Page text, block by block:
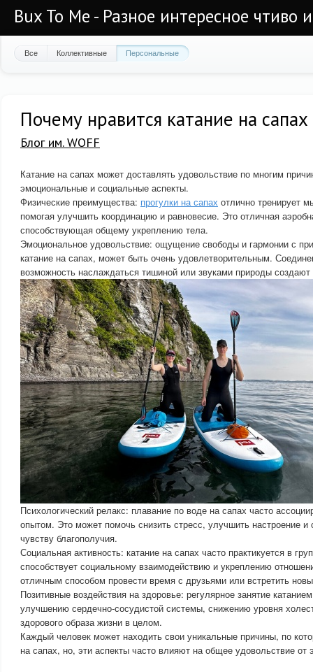
Bux To Me - Разное интересное чтиво
Все Коллективные Персональные
Почему нравится катание на сапах
Блог им. WOFF
Катание на сапах может доставлять удовольствие по многим
эмоциональные и социальные аспекты.
Физические преимущества: прогулки на сапах отлично тренирует
помогая улучшить координацию и равновесие. Это отличная
способствующая общему укреплению тела.
Эмоциональное удовольствие: ощущение свободы и гармонии с
катание на сапах, может быть очень удовлетворительным.
возможность наслаждаться тишиной или звуками природы создают
Психологический релакс: плавание по воде на сапах часто
опытом. Это может помочь снизить стресс, улучшить настроение и
чувству благополучия.
Социальная активность: катание на сапах часто практикуется в
способствует социальному взаимодействию и укреплению
отличным способом провести время с друзьями или встретить
Позитивные воздействия на здоровье: регулярное занятие
улучшению сердечно-сосудистой системы, снижению уровня
здорового образа жизни в целом.
Каждый человек может находить свои уникальные причины, по
на сапах, но, эти аспекты часто влияют на общее удовольствие от